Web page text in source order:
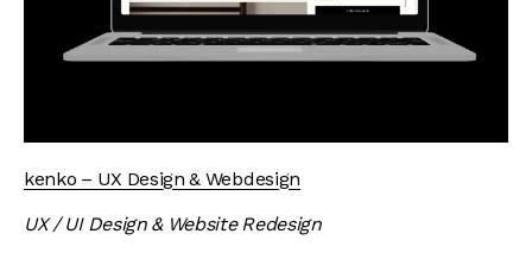
kenko – UX Design & Webdesign
UX / UI Design & Website Redesign